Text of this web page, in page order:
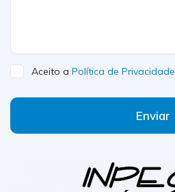
Aceito a Política de Privacidade
Enviar